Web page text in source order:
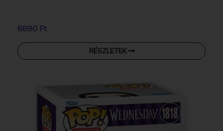
6890 Ft
RÉSZLETEK